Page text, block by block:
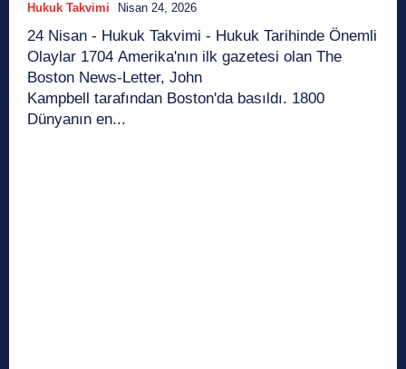
Hukuk Takvimi Nisan 24, 2026
24 Nisan - Hukuk Takvimi - Hukuk Tarihinde Önemli
Olaylar 1704 Amerika'nın ilk gazetesi olan The
Boston News-Letter, John
Kampbell tarafından Boston'da basıldı. 1800
Dünyanın en...